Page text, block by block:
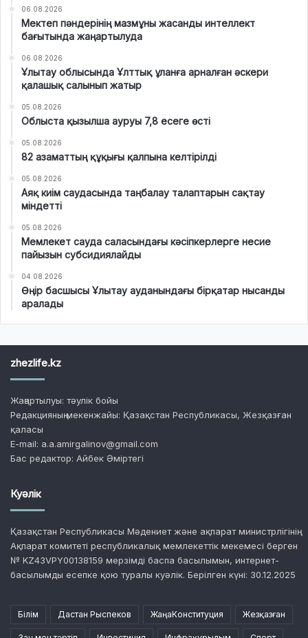
06.08.2026
Мектеп пәндерінің мазмұны жасанды интеллект
бағытында жаңартылуда
06.08.2026
Ұлытау облысында Ұлттық ұланға арналған әскери
қалашық салынып жатыр
05.08.2026
Облыста қызылша ауруы 7,8 есеге өсті
05.08.2026
82 азаматтың құқығы қалпына келтірілді
05.08.2026
Аяқ киім саудасында таңбалау талаптарын сақтау
міндетті
05.08.2026
Мемлекет сауда саласындағы кәсіпкерлерге несие
пайызын субсидиялайды
04.08.2026
Өңір басшысы Ұлытау ауданындағы бірқатар нысанды
аралады
zhezlife.kz
Жаңартылуы: тәулік бойы
Редакцияның мекенжайы: Қазақстан Республикасы, Жезқазған
қаласы
E-mail: a.a.amirgalinov@gmail.com
Бас редактор: Айбек Әміртегі
Куәлік
Қазақстан Республикасы Мәдениет және ақпарат министрлігінің
Ақпарат комитеті республикалық мемлекеттік мекемесі берген
№ KZ43VPY00138159 мерзімді баспа басылымын, интернет-
басылымды есепке қою туралы куәлік. Берілген күні: 30.12.2025
Білім Дастан Рыспеков ЖаңаКонституция Жезқазған